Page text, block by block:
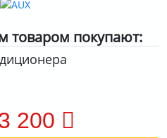
товаром покупают:
200